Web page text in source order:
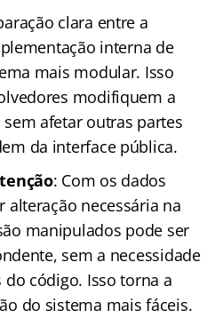
clara entre a
interna de
mais modular. Isso
modifiquem a
afetar outras partes
da interface pública.
: Com os dados
alteração necessária na
manipulados pode ser
sem a necessidade
código. Isso torna a
do sistema mais fáceis.